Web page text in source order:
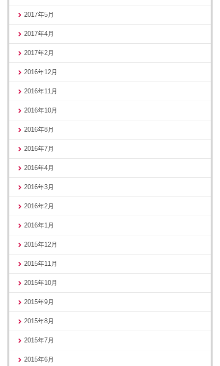
2017年5月
2017年4月
2017年2月
2016年12月
2016年11月
2016年10月
2016年8月
2016年7月
2016年4月
2016年3月
2016年2月
2016年1月
2015年12月
2015年11月
2015年10月
2015年9月
2015年8月
2015年7月
2015年6月